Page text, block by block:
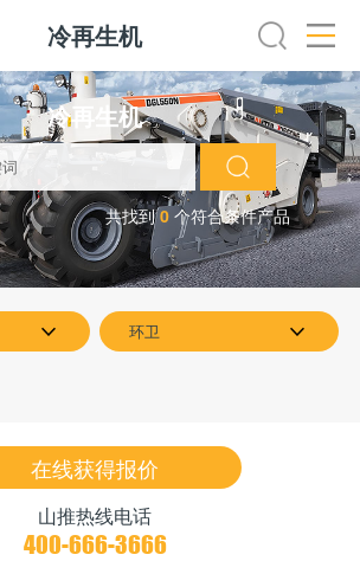
冷再生机
铣刨机 摊铺机 冷再生机 吊管机
冷再生机
共找到0个符合条件产品
环卫
在线获得报价
山推热线电话
400-666-3666